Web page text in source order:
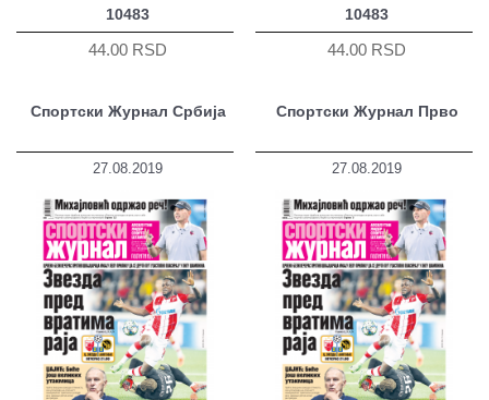
10483
44.00 RSD
10483
44.00 RSD
Спортски Журнал Србија
27.08.2019
Спортски Журнал Прво
27.08.2019